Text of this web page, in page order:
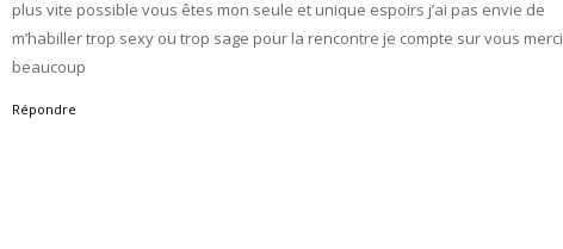
plus vite possible vous êtes mon seule et unique espoirs j’ai pas envie de
m’habiller trop sexy ou trop sage pour la rencontre je compte sur vous merci
beaucoup
Répondre